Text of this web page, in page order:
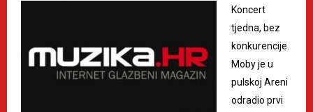
Koncert
tjedna, bez
konkurencije.
Moby je u
pulskoj Areni
odradio prvi